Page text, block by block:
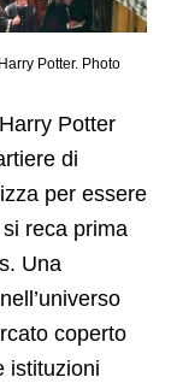
Potter. Photo
Potter
di
per essere
reca prima
Una
coperto
istituzioni